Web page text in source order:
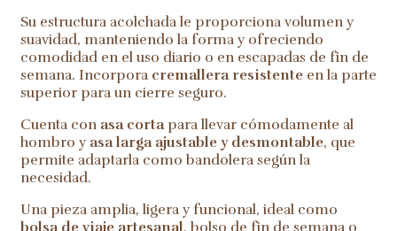
Su estructura acolchada le proporciona volumen y
suavidad, manteniendo la forma y ofreciendo
comodidad en el uso diario o en escapadas de fin de
semana. Incorpora cremallera resistente en la parte
superior para un cierre seguro.
Cuenta con asa cortapara llevar cómodamente al
hombro y asa larga ajustable y desmontable, que
permite adaptarla como bandolera según la
necesidad.
Una pieza amplia, ligera y funcional, ideal como
bolsa de viaje artesanal, bolso de fin de semana o